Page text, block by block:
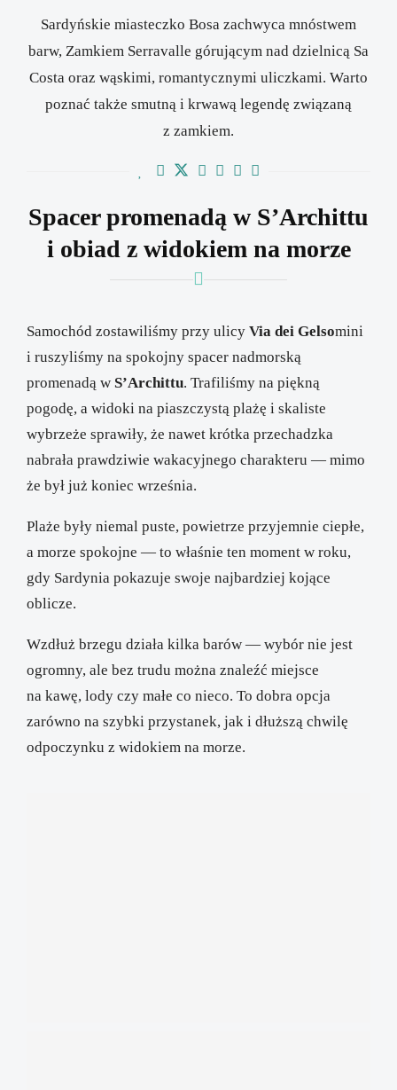
Sardyńskie miasteczko Bosa zachwyca mnóstwem
barw, Zamkiem Serravalle górującym nad dzielnicą Sa
Costa oraz wąskimi, romantycznymi uliczkami. Warto
poznać także smutną i krwawą legendę związaną
z zamkiem.
Spacer promenadą w S’Archittu
i obiad z widokiem na morze
Samochód zostawiliśmy przy ulicy Via dei Gelsomini
i ruszyliśmy na spokojny spacer nadmorską
promenadą w S’Archittu. Trafiliśmy na piękną
pogodę, a widoki na piaszczystą plażę i skaliste
wybrzeże sprawiły, że nawet krótka przechadzka
nabrała prawdziwie wakacyjnego charakteru — mimo
że był już koniec września.
Plaże były niemal puste, powietrze przyjemnie ciepłe,
a morze spokojne — to właśnie ten moment w roku,
gdy Sardynia pokazuje swoje najbardziej kojące
oblicze.
Wzdłuż brzegu działa kilka barów — wybór nie jest
ogromny, ale bez trudu można znaleźć miejsce
na kawę, lody czy małe co nieco. To dobra opcja
zarówno na szybki przystanek, jak i dłuższą chwilę
odpoczynku z widokiem na morze.